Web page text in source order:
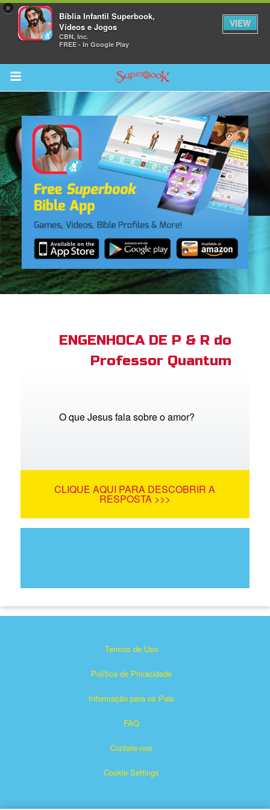
×
Bíblia Infantil Superbook,
Vídeos e Jogos
CBN, Inc.
FREE - In Google Play
VIEW
Return to Content
Bible App
ENGENHOCA DE P & R do
Professor Quantum
O que Jesus fala sobre o amor?
CLIQUE AQUI PARA DESCOBRIR A
RESPOSTA >>>
Termos de Uso
Política de Privacidade
Informação para os Pais
FAQ
Contate-nos
Cookie Settings